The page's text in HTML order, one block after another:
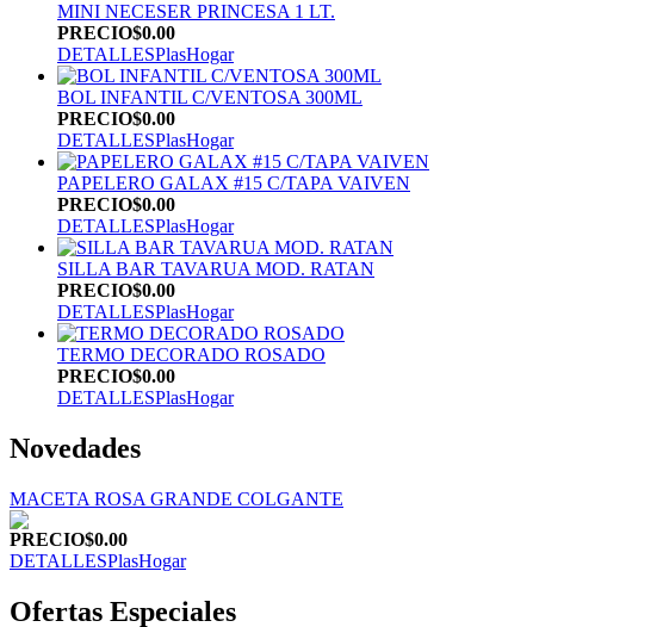
MINI NECESER PRINCESA 1 LT.
PRECIO$0.00
DETALLESPlasHogar
BOL INFANTIL C/VENTOSA 300ML
PRECIO$0.00
DETALLESPlasHogar
PAPELERO GALAX #15 C/TAPA VAIVEN
PRECIO$0.00
DETALLESPlasHogar
SILLA BAR TAVARUA MOD. RATAN
PRECIO$0.00
DETALLESPlasHogar
TERMO DECORADO ROSADO
PRECIO$0.00
DETALLESPlasHogar
Novedades
MACETA ROSA GRANDE COLGANTE
PRECIO$0.00
DETALLESPlasHogar
Ofertas Especiales